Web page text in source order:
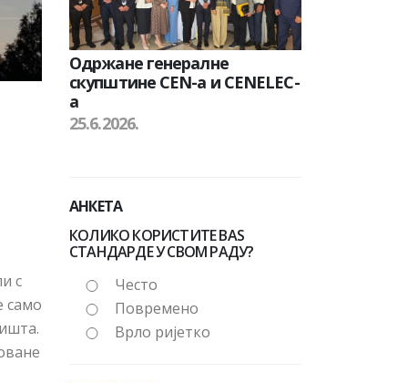
с
само
Одржане генералне
скупштине CEN-а и CENELEC-
а
25.6.2026.
АНКЕТА
КОЛИКО КОРИСТИТЕ BAS
СТАНДАРДЕ У СВОМ РАДУ?
Често
Повремено
Врло ријетко